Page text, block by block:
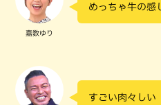
嘉数ゆり
めっちゃ牛の感
すごい肉々しい